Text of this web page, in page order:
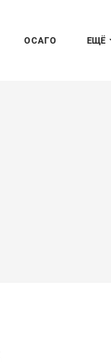
ЕЩЁ
ОСАГО